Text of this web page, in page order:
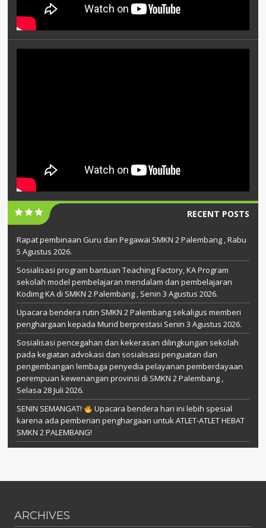
RECENT POSTS
Rapat pembinaan Guru dan Pegawai SMKN 2 Palembang , Rabu
5 Agustus 2026.
Sosialisasi program bantuan Teaching Factory, KA Program
sekolah model pembelajaran mendalam dan pembelajaran
Kodimg KA di SMKN 2 Palembang , Senin 3 Agustus 2026.
Upacara bendera rutin SMKN 2 Palembang sekaligus memberi
penghargaan kepada Murid berprestasi Senin 3 Agustus 2026.
Sosialisasi pencegahan dan kekerasan dilingkungan sekolah
pada kegiatan advokasi dan sosialisasi penguatan dan
pengembangan lembaga penyedia pelayanan pemberdayaan
perempuan kewenangan provinsi di SMKN 2 Palembang ,
Selasa 28 Juli 2026.
SENIN SEMANGAT!
Upacara bendera hari ini lebih spesial
karena ada pemberian penghargaan untuk ATLET-ATLET HEBAT
SMKN 2 PALEMBANG!
ARCHIVES